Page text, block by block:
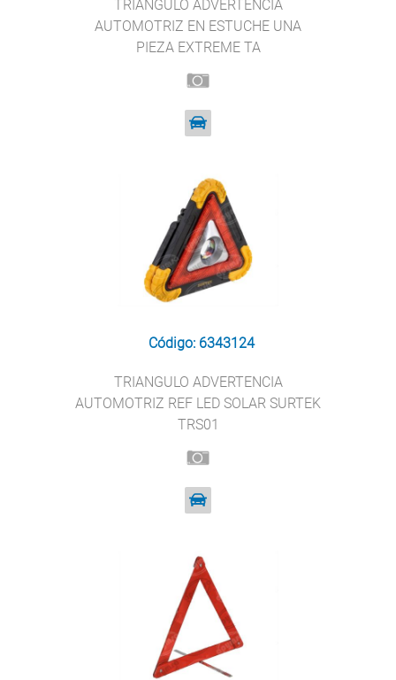
TRIANGULO ADVERTENCIA
AUTOMOTRIZ EN ESTUCHE UNA
PIEZA EXTREME TA
Código: 6343124
TRIANGULO ADVERTENCIA
AUTOMOTRIZ REF LED SOLAR SURTEK
TRS01